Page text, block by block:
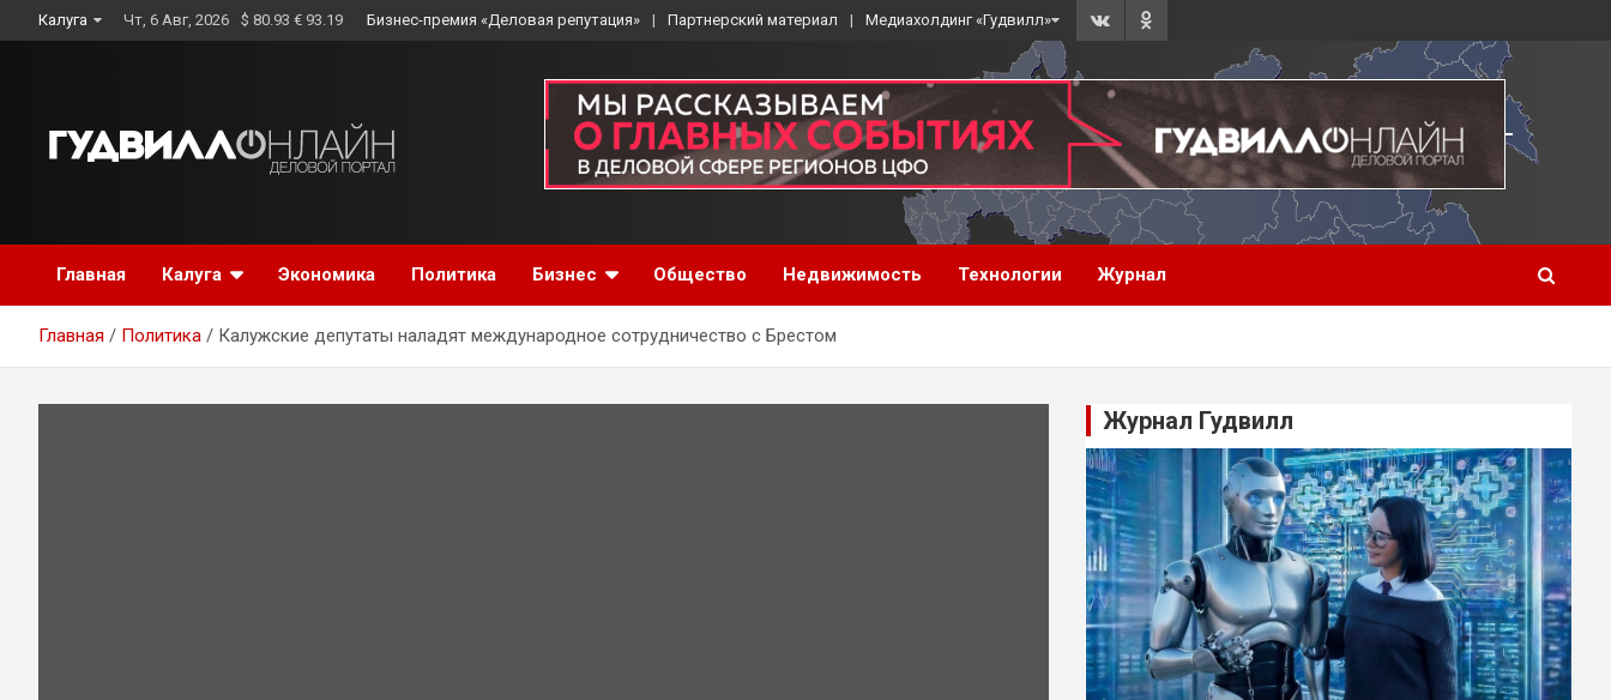
to
Калуга Чт, 6 Авг, 2026 $ 80.93 € 93.19 Бизнес-премия «Деловая репутация» Партнерский материал Медиахолдинг «Гудвилл»
Главная Калуга Экономика Политика Бизнес Общество Недвижимость Технологии Журнал
Главная Политика Калужские депутаты наладят международное сотрудничество с Брестом
Журнал Гудвилл